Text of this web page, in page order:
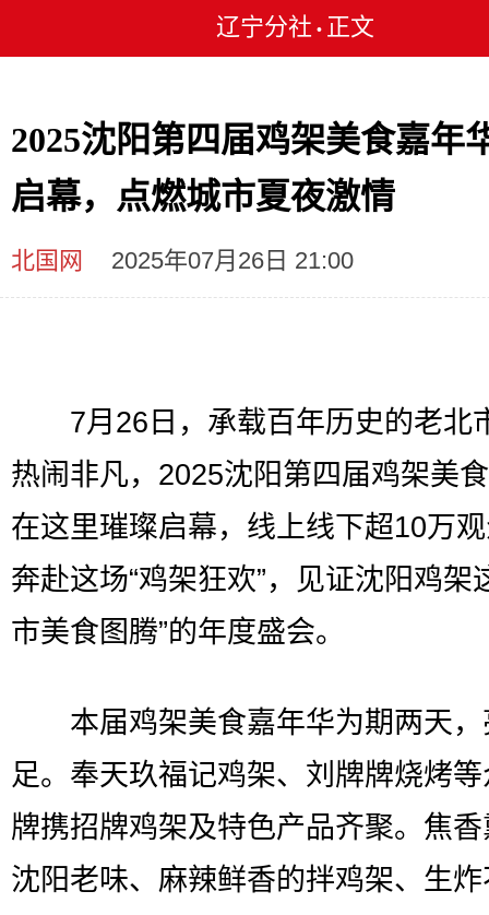
辽宁分社 • 正文
2025沈阳第四届鸡架美食嘉年
启幕，点燃城市夏夜激情
北国网 2025年07月26日 21:00
7月26日，承载百年历史的老北
热闹非凡，2025沈阳第四届鸡架美
在这里璀璨启幕，线上线下超10万
奔赴这场“鸡架狂欢”，见证沈阳鸡架
市美食图腾”的年度盛会。
本届鸡架美食嘉年华为期两天，
足。奉天玖福记鸡架、刘牌牌烧烤
牌携招牌鸡架及特色产品齐聚。焦
沈阳老味、麻辣鲜香的拌鸡架、生